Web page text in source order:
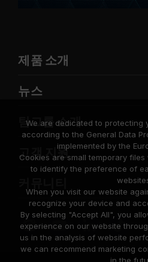
제품 소개
뉴스
팀그룹 소개
고객 지원
We are dedicated to protecting
according to the General Data
implemented by the
Cookies are small temporary
to identify the preference of
When you visit our website
recognize your device and
By selecting "Accept All", you
experience on our website
us in the analysis of website
we can recommend marketing